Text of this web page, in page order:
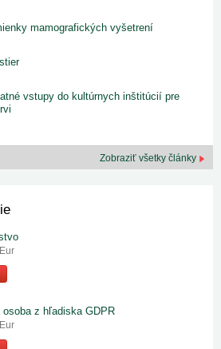
mamografických vyšetrení
vstupy do kultúrnych inštitúcií pre
Zobraziť všetky články
osoba z hľadiska GDPR